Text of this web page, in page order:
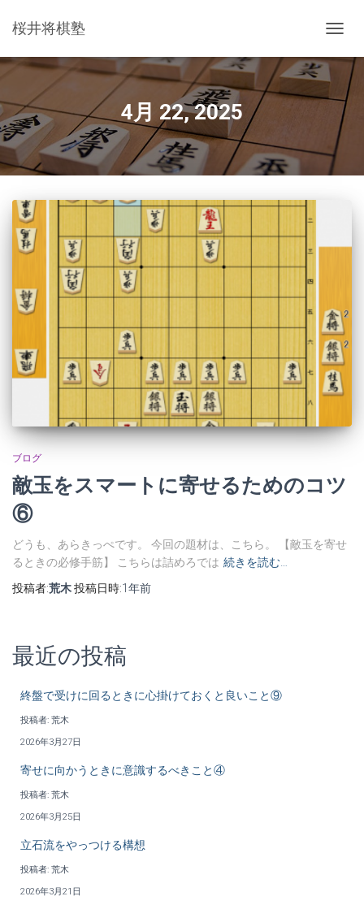
桜井将棋塾
ビ
シ
ョ
ン
を
切
4月 22, 2025
ブログ
敵玉をスマートに寄せるためのコツ
⑥
どうも、あらきっぺです。 今回の題材は、こちら。 【敵玉を寄せ
るときの必修手筋】 こちらは詰めろでは 続きを読む…
投稿者:荒木投稿日時:1年前
最近の投稿
終盤で受けに回るときに心掛けておくと良いこと⑨
投稿者: 荒木
2026年3月27日
寄せに向かうときに意識するべきこと④
投稿者: 荒木
2026年3月25日
立石流をやっつける構想
投稿者: 荒木
2026年3月21日